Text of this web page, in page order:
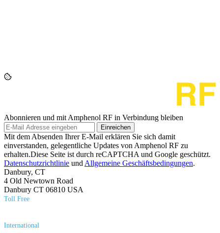
Abonnieren und mit Amphenol RF in Verbindung bleiben
Einreichen
Mit dem Absenden Ihrer E-Mail erklären Sie sich damit
einverstanden, gelegentliche Updates von Amphenol RF zu
erhalten.Diese Seite ist durch reCAPTCHA und Google geschützt.
Datenschutzrichtlinie und Allgemeine Geschäftsbedingungen.
Danbury, CT
4 Old Newtown Road
Danbury CT 06810 USA
Toll Free
International